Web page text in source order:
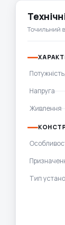
Точильний
Напруга
Живлення
Тип